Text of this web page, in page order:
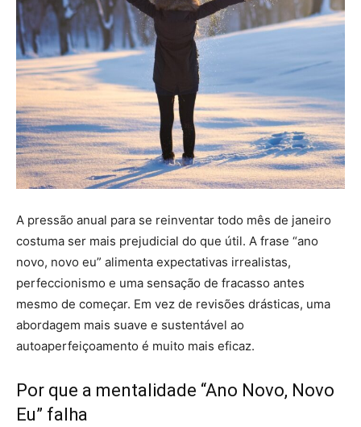
A pressão anual para se reinventar todo mês de janeiro
costuma ser mais prejudicial do que útil. A frase “ano
novo, novo eu” alimenta expectativas irrealistas,
perfeccionismo e uma sensação de fracasso antes
mesmo de começar. Em vez de revisões drásticas, uma
abordagem mais suave e sustentável ao
autoaperfeiçoamento é muito mais eficaz.
Por que a mentalidade “Ano Novo, Novo
Eu” falha